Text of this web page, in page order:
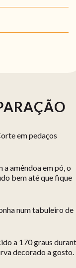
em pedaços
amêndoa em pó, o
bem até que fique
num tabuleiro de
a 170 graus
decorado a gosto.